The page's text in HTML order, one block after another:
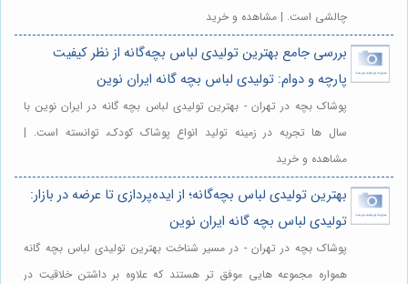
چالشی است. | مشاهده و خرید
بررسی جامع بهترین تولیدی لباس بچه‌گانه از نظر کیفیت
پارچه و دوام: تولیدی لباس بچه گانه ایران نوین
پوشاک بچه در تهران - بهترین تولیدی لباس بچه گانه در ایران نوین با
سال ها تجربه در زمینه تولید انواع پوشاک کودک، توانسته است. |
مشاهده و خرید
بهترین تولیدی لباس بچه‌گانه؛ از ایده‌پردازی تا عرضه در بازار:
تولیدی لباس بچه گانه ایران نوین
پوشاک بچه در تهران - در مسیر شناخت بهترین تولیدی لباس بچه گانه
همواره مجموعه هایی موفق تر هستند که علاوه بر داشتن خلاقیت در